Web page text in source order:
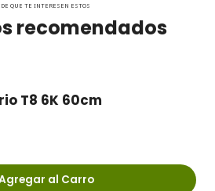
QUE TE INTERESEN ESTOS
recomendados
T8 6K 60cm
al Carro